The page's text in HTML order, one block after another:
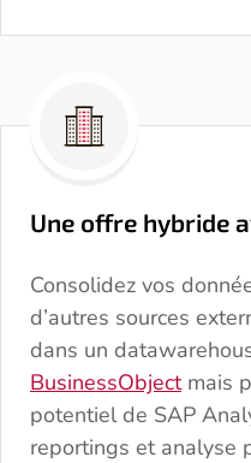
Une offre hybride
Consolidez vos
d’autres sources
dans un
BusinessObjectmais
potentiel de SAP
reportings et analyse